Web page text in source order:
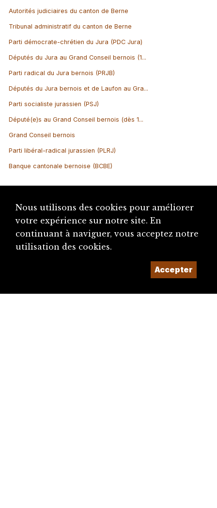
Autorités judiciaires du canton de Berne
Tribunal administratif du canton de Berne
Parti démocrate-chrétien du Jura (PDC Jura)
Députés du Jura au Grand Conseil bernois (1...
Parti radical du Jura bernois (PRJB)
Députés du Jura bernois et de Laufon au Gra...
Parti socialiste jurassien (PSJ)
Député(e)s au Grand Conseil bernois (dès 1...
Grand Conseil bernois
Parti libéral-radical jurassien (PLRJ)
Banque cantonale bernoise (BCBE)
Nous utilisons des cookies pour améliorer
votre expérience sur notre site. En
continuant à naviguer, vous acceptez notre
utilisation des cookies.
Accepter